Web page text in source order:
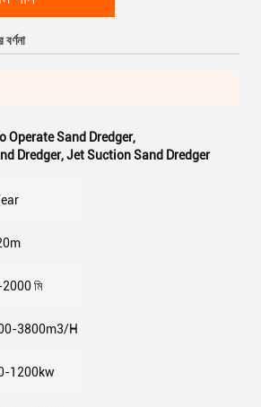
Operate Sand Dredger,
Dredger,Jet Suction Sand Dredger
মি
3800m3/H
1200kw